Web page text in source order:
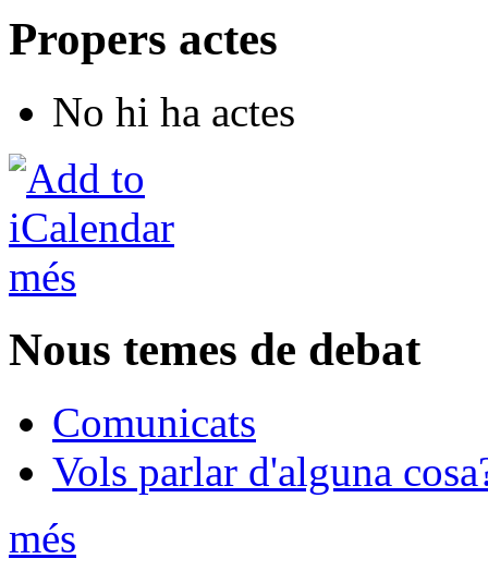
Propers actes
No hi ha actes
més
Nous temes de debat
Comunicats
Vols parlar d'alguna
més